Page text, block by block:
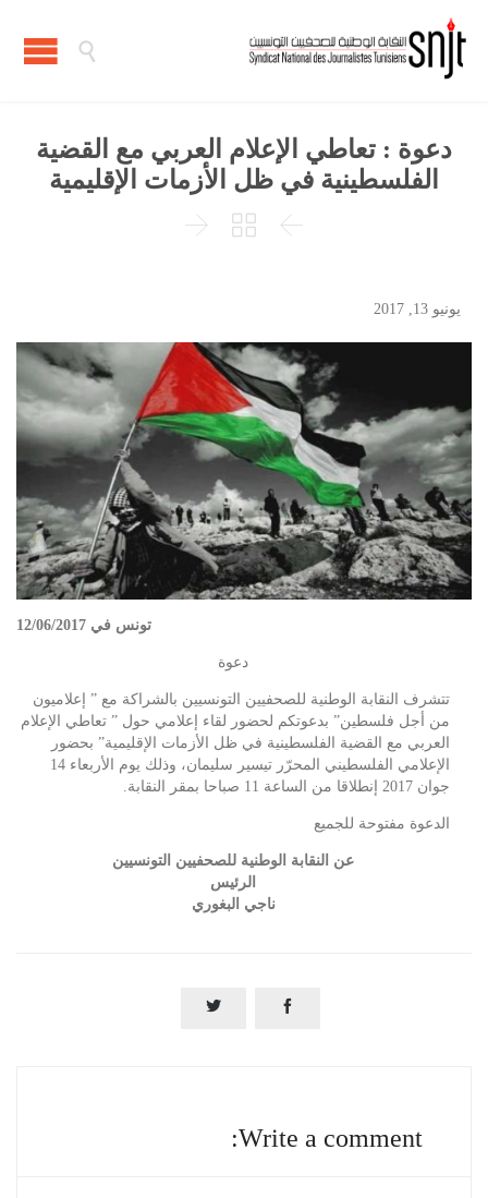

دعوة : تعاطي الإعلام العربي مع القضية
الفلسطينية في ظل الأزمات الإقليمية



يونيو 13, 2017
تونس في 12/06/2017
دعوة
تتشرف النقابة الوطنية للصحفيين التونسيين بالشراكة مع ” إعلاميون
من أجل فلسطين” بدعوتكم لحضور لقاء إعلامي حول ” تعاطي الإعلام
العربي مع القضية الفلسطينية في ظل الأزمات الإقليمية” بحضور
الإعلامي الفلسطيني المحرّر تيسير سليمان، وذلك يوم الأربعاء 14
جوان 2017 إنطلاقا من الساعة 11 صباحا بمقر النقابة.
الدعوة مفتوحة للجميع
عن النقابة الوطنية للصحفيين التونسيين
الرئيس
ناجي البغوري


Write a comment: